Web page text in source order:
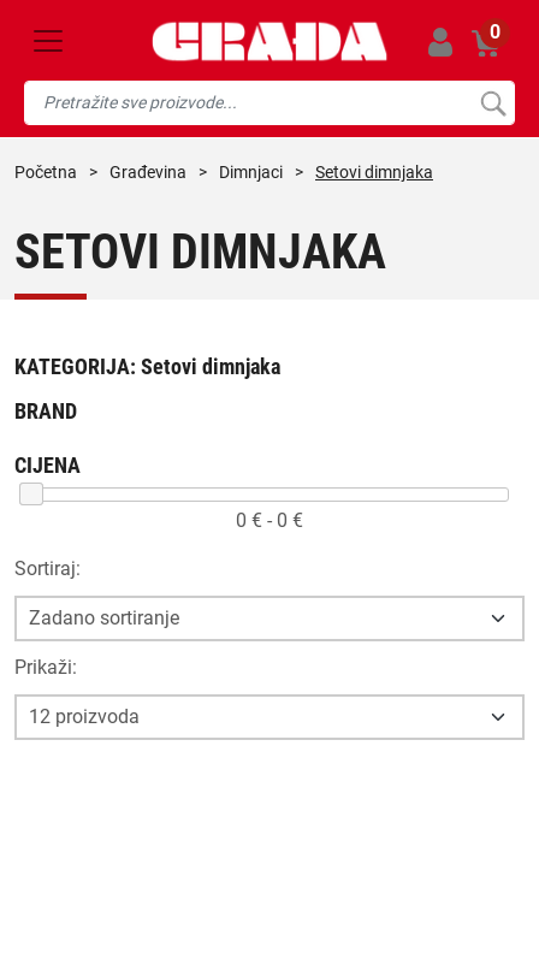
0
početna > građevina > dimnjaci > Setovi dimnjaka
SETOVI DIMNJAKA
KATEGORIJA: Setovi dimnjaka
BRAND
CIJENA
0 € - 0 €
Sortiraj:
Prikaži: